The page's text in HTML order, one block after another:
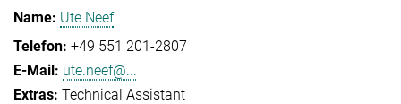
Ute Neef
+49 551 201-2807
ute.neef@...
Technical Assistant